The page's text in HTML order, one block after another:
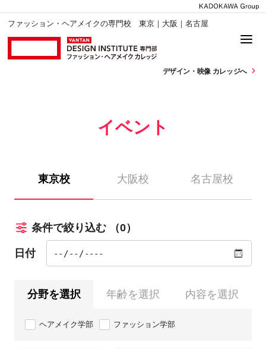
ファッション・ヘアメイクの専門校 東京｜大阪｜名古屋
デザイン・ 映像 カレッジへ
イベント
東京校 大阪校 名古屋校
条件で絞り込む （0）
日付
分野を選択 年齢を選択 内容を選択
ヘアメイク学部 ファッション学部